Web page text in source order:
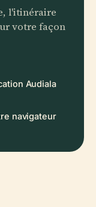
l'itinéraire
votre façon
Audiala
navigateur